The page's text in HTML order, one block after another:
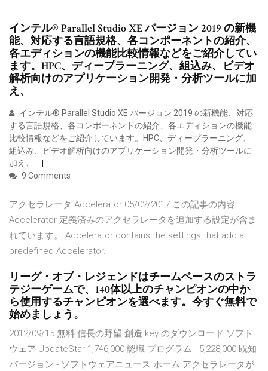
インテル® Parallel Studio XE バージョン 2019 の新機
能、対応する言語規格、各コンポーネントの紹介、
各エディションの機能比較情報などをご紹介してい
ます。HPC、ディープラーニング、組込み、ビデオ
解析向けのアプリケーション開発・分析ツールに加
え、
インテル® Parallel Studio XE バージョン 2019 の新機能、対応
する言語規格、各コンポーネントの紹介、各エディションの機能
比較情報などをご紹介しています。HPC、ディープラーニング、
組込み、ビデオ解析向けのアプリケーション開発・分析ツールに
加え、
9 Comments
アクセラレータ Accelerator 05/02/2017 この記事の内容
Accelerator 定義済みのアクセラレータを追加する設定が含ま
れています。 Accelerator contains the settings that add a
predefined Accelerator.
リーグ・オブ・レジェンドはチームベースのストラ
テジーゲームで、140体以上のチャンピオンの中か
ら使用するチャンピオンを選べます。今すぐ無料で
始めましょう。
2012/09/15 無料 信長の野望 創造 key のダウンロード ソフト
ウェア UpdateStar 1,746,000 認識 プログラム - 5,228,000 既知
バージョン - ソフトウェアニュース ホーム アクセラレータが